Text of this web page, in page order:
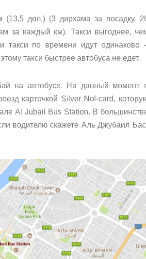
дол.) (3 дирхама за посадку,
за каждый км). Такси выгоднее,
такси по времени идут одинаково
такси быстрее автобуса не едет.
на автобусе. На данный момент
карточкой Silver Nol-card,
Al Jubail Bus Station. В
водителю скажете Аль Джубаил